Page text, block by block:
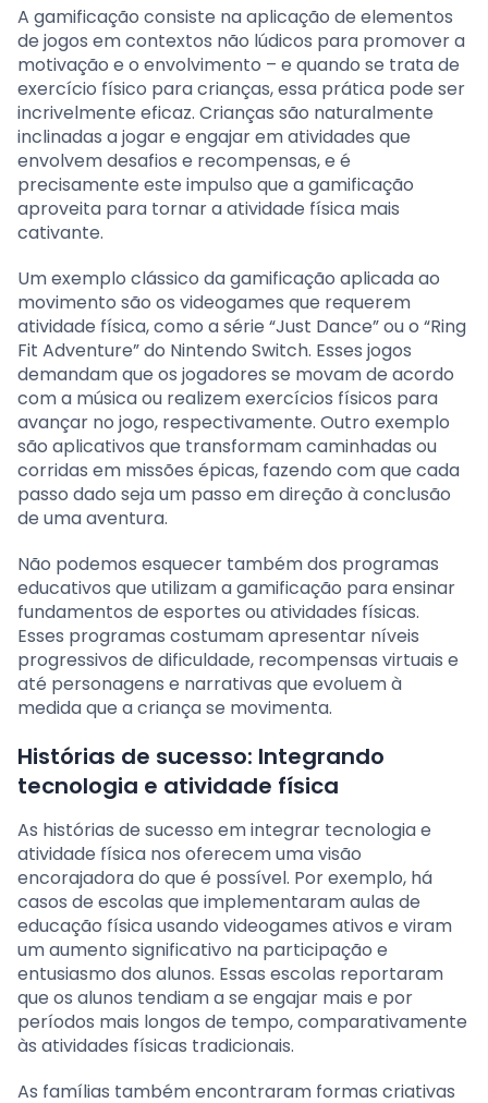
A gamificação consiste na aplicação de elementos
de jogos em contextos não lúdicos para promover a
motivação e o envolvimento – e quando se trata de
exercício físico para crianças, essa prática pode ser
incrivelmente eficaz. Crianças são naturalmente
inclinadas a jogar e engajar em atividades que
envolvem desafios e recompensas, e é
precisamente este impulso que a gamificação
aproveita para tornar a atividade física mais
cativante.
Um exemplo clássico da gamificação aplicada ao
movimento são os videogames que requerem
atividade física, como a série “Just Dance” ou o “Ring
Fit Adventure” do Nintendo Switch. Esses jogos
demandam que os jogadores se movam de acordo
com a música ou realizem exercícios físicos para
avançar no jogo, respectivamente. Outro exemplo
são aplicativos que transformam caminhadas ou
corridas em missões épicas, fazendo com que cada
passo dado seja um passo em direção à conclusão
de uma aventura.
Não podemos esquecer também dos programas
educativos que utilizam a gamificação para ensinar
fundamentos de esportes ou atividades físicas.
Esses programas costumam apresentar níveis
progressivos de dificuldade, recompensas virtuais e
até personagens e narrativas que evoluem à
medida que a criança se movimenta.
Histórias de sucesso: Integrando
tecnologia e atividade física
As histórias de sucesso em integrar tecnologia e
atividade física nos oferecem uma visão
encorajadora do que é possível. Por exemplo, há
casos de escolas que implementaram aulas de
educação física usando videogames ativos e viram
um aumento significativo na participação e
entusiasmo dos alunos. Essas escolas reportaram
que os alunos tendiam a se engajar mais e por
períodos mais longos de tempo, comparativamente
às atividades físicas tradicionais.
As famílias também encontraram formas criativas